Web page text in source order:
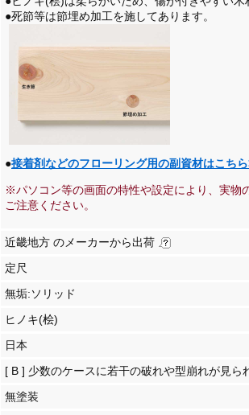
●死節等は節埋め加工を施してあります。
●接着剤などのフローリング用の副資材はこち
※パソコン等の画面の特性や設定により、実物
ご注意ください。
近畿地方 のメーカーから出荷
定尺
無垢:ソリッド
ヒノキ(桧)
日本
[ B ] 少数のケースに若干の破れや型崩れが見ら
無塗装